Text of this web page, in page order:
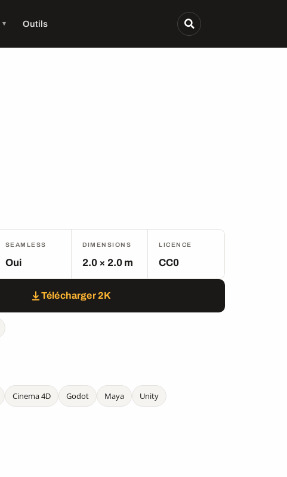
Outils
SEAMLESS
Oui
DIMENSIONS
2.0 × 2.0 m
LICENCE
CC0
Télécharger 2K
Cinema 4D Godot Maya
Unity